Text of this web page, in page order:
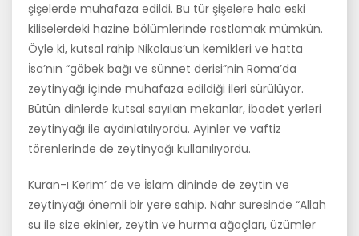
şişelerde muhafaza edildi. Bu tür şişelere hala eski
kiliselerdeki hazi­ne bölümlerinde rastlamak mümkün.
Öyle ki, kutsal rahip Nikolaus’un kemikleri ve hatta
İsa’nın “göbek bağı ve sünnet derisi”nin Roma’da
zeytinyağı içinde muhafaza edildiği ileri sürülüyor.
Bütün dinlerde kut­sal sayılan mekanlar, ibadet yerleri
zeytinyağı ile aydınlatılıyordu. Ayin­ler ve vaftiz
törenlerinde de zeytinyağı kullanılıyordu.
Kuran-ı Kerim’ de ve İslam dininde de zeytin ve
zeytinyağı önemli bir yere sahip. Nahr suresinde “Allah
su ile size ekinler, zeytin ve hurma ağaçları, üzümler